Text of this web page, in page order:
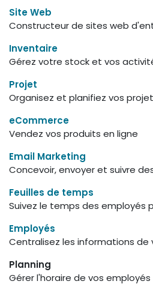
Site Web
Constructeur de sites web
Inventaire
Gérez votre stock et vos
Projet
Organisez et planifiez vos
eCommerce
Vendez vos produits en ligne
Email Marketing
Concevoir, envoyer et suivre
Feuilles de temps
Suivez le temps des employés
Employés
Centralisez les informations de
Planning
Gérer l'horaire de vos employés